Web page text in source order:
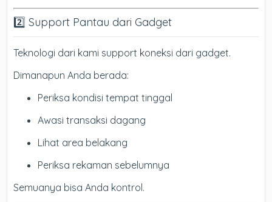
2️⃣ Support Pantau dari Gadget
Teknologi dari kami support koneksi dari gadget.
Dimanapun Anda berada:
Periksa kondisi tempat tinggal
Awasi transaksi dagang
Lihat area belakang
Periksa rekaman sebelumnya
Semuanya bisa Anda kontrol.